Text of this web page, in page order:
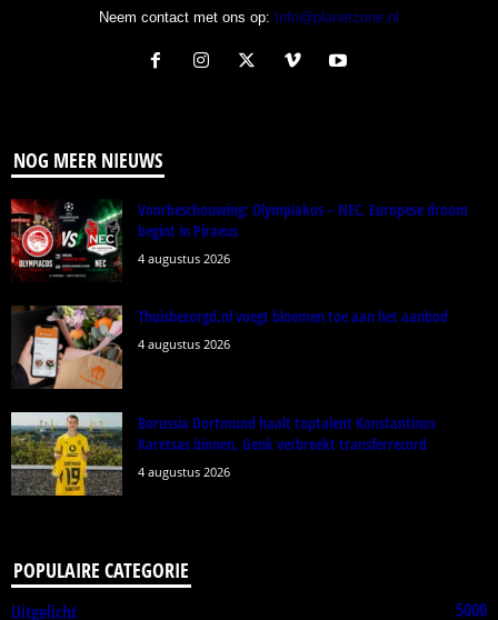
Neem contact met ons op: Info@planetzone.nl
NOG MEER NIEUWS
Voorbeschouwing: Olympiakos – NEC, Europese droom
begint in Piraeus
4 augustus 2026
Thuisbezorgd.nl voegt bloemen toe aan het aanbod
4 augustus 2026
Borussia Dortmund haalt toptalent Konstantinos
Karetsas binnen, Genk verbreekt transferrecord
4 augustus 2026
POPULAIRE CATEGORIE
Uitgelicht 5000